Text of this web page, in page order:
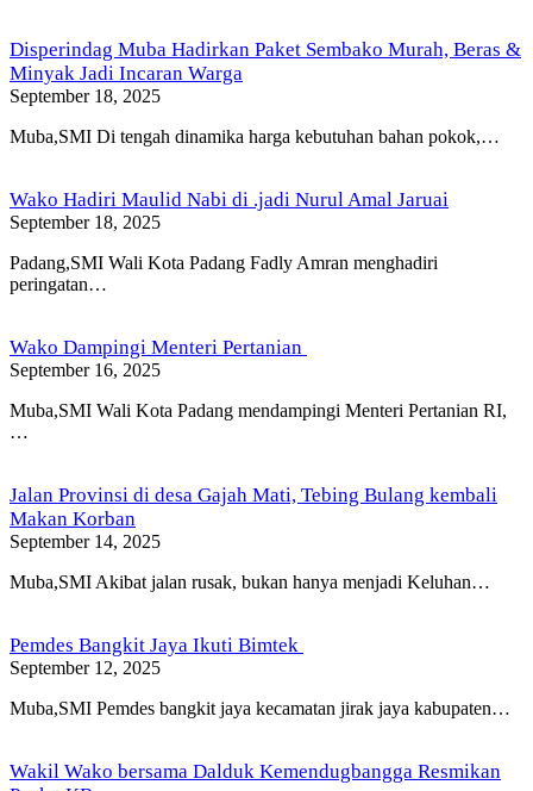
Disperindag Muba Hadirkan Paket Sembako Murah, Beras &
Minyak Jadi Incaran Warga
September 18, 2025
Muba,SMI Di tengah dinamika harga kebutuhan bahan pokok,…
Wako Hadiri Maulid Nabi di .jadi Nurul Amal Jaruai
September 18, 2025
Padang,SMI Wali Kota Padang Fadly Amran menghadiri
peringatan…
Wako Dampingi Menteri Pertanian
September 16, 2025
Muba,SMI Wali Kota Padang mendampingi Menteri Pertanian RI,
…
Jalan Provinsi di desa Gajah Mati, Tebing Bulang kembali
Makan Korban
September 14, 2025
Muba,SMI Akibat jalan rusak, bukan hanya menjadi Keluhan…
Pemdes Bangkit Jaya Ikuti Bimtek
September 12, 2025
Muba,SMI Pemdes bangkit jaya kecamatan jirak jaya kabupaten…
Wakil Wako bersama Dalduk Kemendugbangga Resmikan